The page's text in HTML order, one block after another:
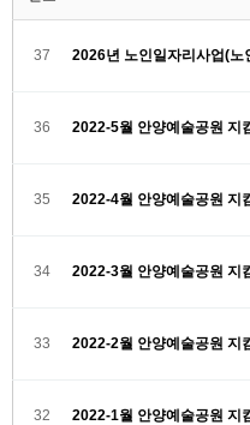
37 2026년 노인일자리사업(노
36 2022-5월 안양예술공원 지
35 2022-4월 안양예술공원 지
34 2022-3월 안양예술공원 지
33 2022-2월 안양예술공원 지
32 2022-1월 안양예술공원 지